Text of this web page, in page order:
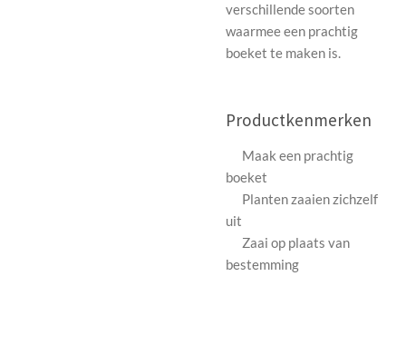
verschillende soorten
waarmee een prachtig
boeket te maken is.
Productkenmerken
Maak een prachtig
boeket
Planten zaaien zichzelf
uit
Zaai op plaats van
bestemming